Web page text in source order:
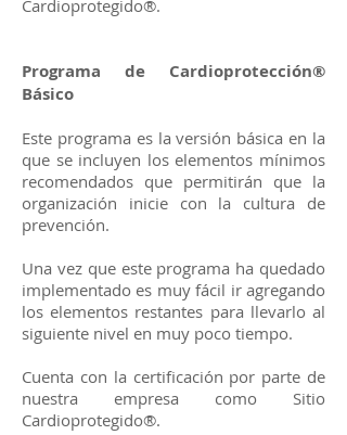
Cardioprotegido®.
Programa de Cardioprotección®
Básico
Este programa es la versión básica en la
que se incluyen los elementos mínimos
recomendados que permitirán que la
organización inicie con la cultura de
prevención.
Una vez que este programa ha quedado
implementado es muy fácil ir agregando
los elementos restantes para llevarlo al
siguiente nivel en muy poco tiempo.
Cuenta con la certificación por parte de
nuestra empresa como Sitio
Cardioprotegido®.